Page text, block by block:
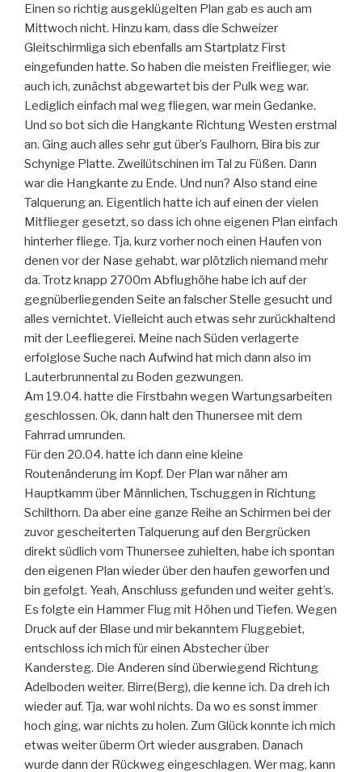
Einen so richtig ausgeklügelten Plan gab es auch am
Mittwoch nicht. Hinzu kam, dass die Schweizer
Gleitschirmliga sich ebenfalls am Startplatz First
eingefunden hatte. So haben die meisten Freiflieger, wie
auch ich, zunächst abgewartet bis der Pulk weg war.
Lediglich einfach mal weg fliegen, war mein Gedanke.
Und so bot sich die Hangkante Richtung Westen erstmal
an. Ging auch alles sehr gut über’s Faulhorn, Bira bis zur
Schynige Platte. Zweilütschinen im Tal zu Füßen. Dann
war die Hangkante zu Ende. Und nun? Also stand eine
Talquerung an. Eigentlich hatte ich auf einen der vielen
Mitflieger gesetzt, so dass ich ohne eigenen Plan einfach
hinterher fliege. Tja, kurz vorher noch einen Haufen von
denen vor der Nase gehabt, war plötzlich niemand mehr
da. Trotz knapp 2700m Abflughöhe habe ich auf der
gegnüberliegenden Seite an falscher Stelle gesucht und
alles vernichtet. Vielleicht auch etwas sehr zurückhaltend
mit der Leefliegerei. Meine nach Süden verlagerte
erfolglose Suche nach Aufwind hat mich dann also im
Lauterbrunnental zu Boden gezwungen.
Am 19.04. hatte die Firstbahn wegen Wartungsarbeiten
geschlossen. Ok, dann halt den Thunersee mit dem
Fahrrad umrunden.
Für den 20.04. hatte ich dann eine kleine
Routenänderung im Kopf. Der Plan war näher am
Hauptkamm über Männlichen, Tschuggen in Richtung
Schilthorn. Da aber eine ganze Reihe an Schirmen bei der
zuvor gescheiterten Talquerung auf den Bergrücken
direkt südlich vom Thunersee zuhielten, habe ich spontan
den eigenen Plan wieder über den haufen geworfen und
bin gefolgt. Yeah, Anschluss gefunden und weiter geht’s.
Es folgte ein Hammer Flug mit Höhen und Tiefen. Wegen
Druck auf der Blase und mir bekanntem Fluggebiet,
entschloss ich mich für einen Abstecher über
Kandersteg. Die Anderen sind überwiegend Richtung
Adelboden weiter. Birre(Berg), die kenne ich. Da dreh ich
wieder auf. Tja, war wohl nichts. Da wo es sonst immer
hoch ging, war nichts zu holen. Zum Glück konnte ich mich
etwas weiter überm Ort wieder ausgraben. Danach
wurde dann der Rückweg eingeschlagen. Wer mag, kann